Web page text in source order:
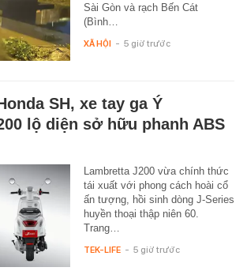
Sài Gòn và rạch Bến Cát
(Bình…
XÃ HỘI - 5 giờ trước
SH, xe tay ga Ý
lộ diện sở hữu phanh ABS
Lambretta J200 vừa chính thức
tái xuất với phong cách hoài cổ
ấn tượng, hồi sinh dòng J-Series
huyền thoại thập niên 60.
Trang…
TEK-LIFE - 5 giờ trước